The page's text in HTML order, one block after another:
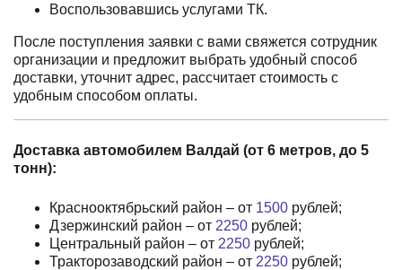
Воспользовавшись услугами ТК.
После поступления заявки с вами свяжется сотрудник
организации и предложит выбрать удобный способ
доставки, уточнит адрес, рассчитает стоимость с
удобным способом оплаты.
Доставка автомобилем Валдай (от 6 метров, до 5
тонн):
Краснооктябрьский район – от 1500 рублей;
Дзержинский район – от 2250 рублей;
Центральный район – от 2250 рублей;
Тракторозаводский район – от 2250 рублей;